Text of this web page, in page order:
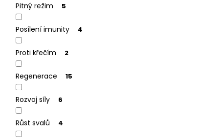
Pitný režim 5
Posílení imunity 4
Proti křečím 2
Regenerace 15
Rozvoj síly 6
Růst svalů 4